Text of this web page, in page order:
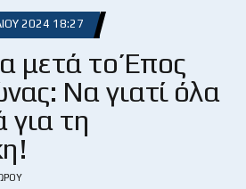
2024 18:27
μετά το Έπος
Να γιατί όλα
για τη